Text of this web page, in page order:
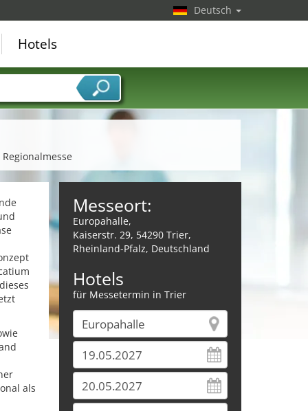
als
Messeort:
Europahalle,
Kaiserstr. 29, 54290 Trier,
Rheinland-Pfalz, Deutschland
Hotels
für Messetermin in Trier
Deutsch
Hotels